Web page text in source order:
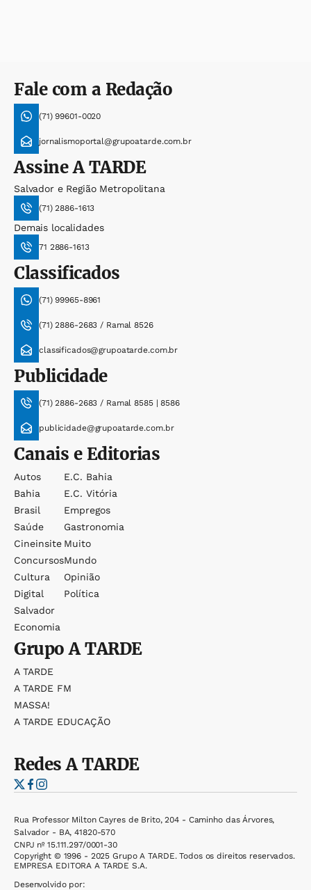
Fale com a Redação
(71) 99601-0020
jornalismoportal@grupoatarde.com.br
AssineA TARDE
Salvador e Região Metropolitana
(71) 2886-1613
Demais localidades
71 2886-1613
Classificados
(71) 99965-8961
(71) 2886-2683 / Ramal 8526
classificados@grupoatarde.com.br
Publicidade
(71) 2886-2683 / Ramal 8585 | 8586
publicidade@grupoatarde.com.br
Canais e Editorias
Autos
Bahia
Brasil
Saúde
Cineinsite
Concursos
Cultura
Digital
Salvador
Economia
E.c. Bahia
E.c. Vitória
Empregos
Gastronomia
Muito
Mundo
Opinião
Política
GrupoA TARDE
A TARDE
A TARDE FM
MASSA!
A TARDE EDUCAÇÃO
RedesA TARDE
Rua Professor Milton Cayres de Brito, 204 - Caminho das Árvores,
Salvador - BA, 41820-570
CNPJ nº 15.111.297/0001-30
Copyright © 1996 - 2025 Grupo A TARDE. Todos os direitos reservados.
EMPRESA EDITORA A TARDE S.A.
Desenvolvido por: